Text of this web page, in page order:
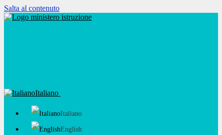
Salta al contenuto
Italiano
Italiano
English